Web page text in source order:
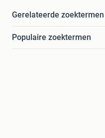
Gerelateerde zoektermen
Populaire zoektermen